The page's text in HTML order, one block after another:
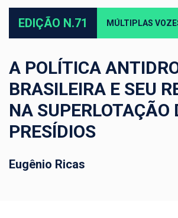
EDIÇÃO N.71 MÚLTIPLAS
A POLÍTICA
BRASILEIRA E SEU
NA SUPERLOTAÇÃO
PRESÍDIOS
Eugênio Ricas